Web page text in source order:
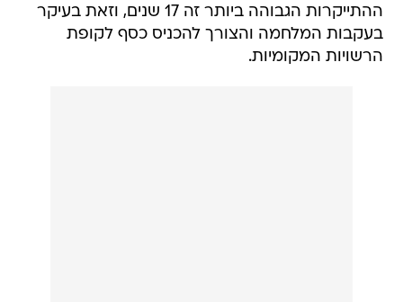
ההתייקרות הגבוהה ביותר זה 17 שנים, וזאת בעיקר
בעקבות המלחמה והצורך להכניס כסף לקופת
הרשויות המקומיות.